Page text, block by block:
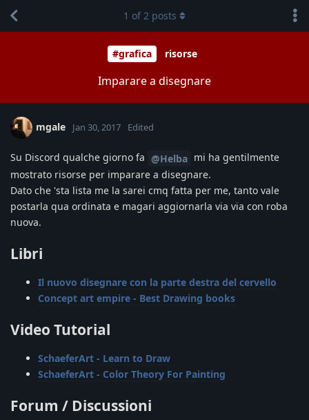
#grafica risorse
Imparare a disegnare
1 of2 posts
mgale Jan 30, 2017 Edited
Su Discord qualche giorno fa @Helba mi ha gentilmente
mostrato risorse per imparare a disegnare.
Dato che 'sta lista me la sarei cmq fatta per me, tanto vale
postarla qua ordinata e magari aggiornarla via via con roba
nuova.
Libri
Il nuovo disegnare con la parte destra del cervello
Concept art empire - Best Drawing books
Video Tutorial
SchaeferArt - Learn to Draw
SchaeferArt - Color Theory For Painting
Forum / Discussioni